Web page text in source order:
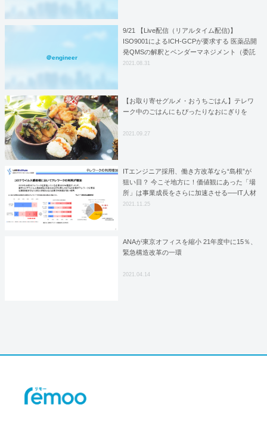
＠engineer
9/21 【Live配信（リアルタイム配信)】
ISO9001によるICH-GCPが要求する 医薬品開
発QMSの解釈とベンダーマネジメント（委託
先管理）
2021.08.31
【お取り寄せグルメ・おうちごはん】テレワ
ーク中のごはんにもぴったりなおにぎりを
2021.09.27
ITエンジニア採用、働き方改革なら“島根”が
狙い目？ 今こそ地方に！価値観にあった「場
所」は事業成長をさらに加速させる──IT人材
を育成し続けてきた島根が語る、サテライト
2021.11.25
ANAが東京オフィスを縮小 21年度中に15％、
緊急構造改革の一環
2021.04.14